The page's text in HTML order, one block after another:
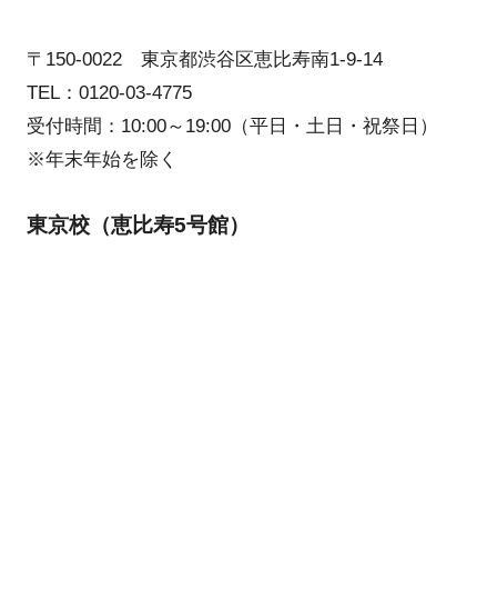
〒150-0022 東京都渋谷区恵比寿南1-9-14
TEL：0120-03-4775
受付時間：10:00～19:00（平日・土日・祝祭日）
※年末年始を除く
東京校（恵比寿5号館）